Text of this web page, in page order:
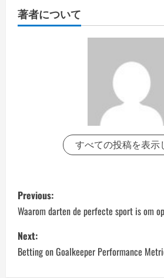
著者について
すべての投稿を表示
P
o
s
t
Previous:
Waarom darten de perfecte sport is om
Next:
Betting on Goalkeeper Performance